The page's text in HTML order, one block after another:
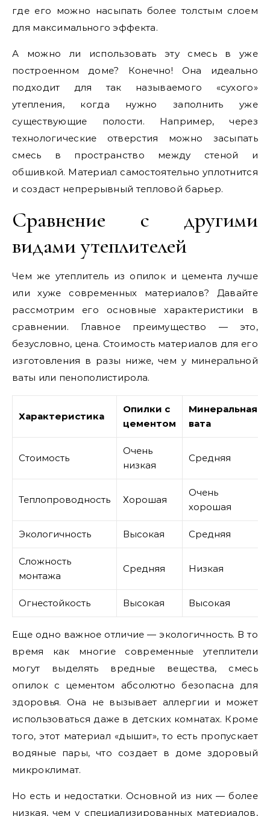
где его можно насыпать более толстым слоем
для максимального эффекта.
А можно ли использовать эту смесь в уже
построенном доме? Конечно! Она идеально
подходит для так называемого «сухого»
утепления, когда нужно заполнить уже
существующие полости. Например, через
технологические отверстия можно засыпать
смесь в пространство между стеной и
обшивкой. Материал самостоятельно уплотнится
и создаст непрерывный тепловой барьер.
Сравнение с другими
видами утеплителей
Чем же утеплитель из опилок и цемента лучше
или хуже современных материалов? Давайте
рассмотрим его основные характеристики в
сравнении. Главное преимущество — это,
безусловно, цена. Стоимость материалов для его
изготовления в разы ниже, чем у минеральной
ваты или пенополистирола.
Характеристика
Опилки с
цементом
Минеральная
вата
Стоимость
Очень
низкая
Средняя
Теплопроводность Хорошая
Очень
хорошая
Экологичность Высокая Средняя
Сложность
монтажа
Средняя Низкая
Огнестойкость Высокая Высокая
Еще одно важное отличие — экологичность. В то
время как многие современные утеплители
могут выделять вредные вещества, смесь
опилок с цементом абсолютно безопасна для
здоровья. Она не вызывает аллергии и может
использоваться даже в детских комнатах. Кроме
того, этот материал «дышит», то есть пропускает
водяные пары, что создает в доме здоровый
микроклимат.
Но есть и недостатки. Основной из них — более
низкая, чем у специализированных материалов,